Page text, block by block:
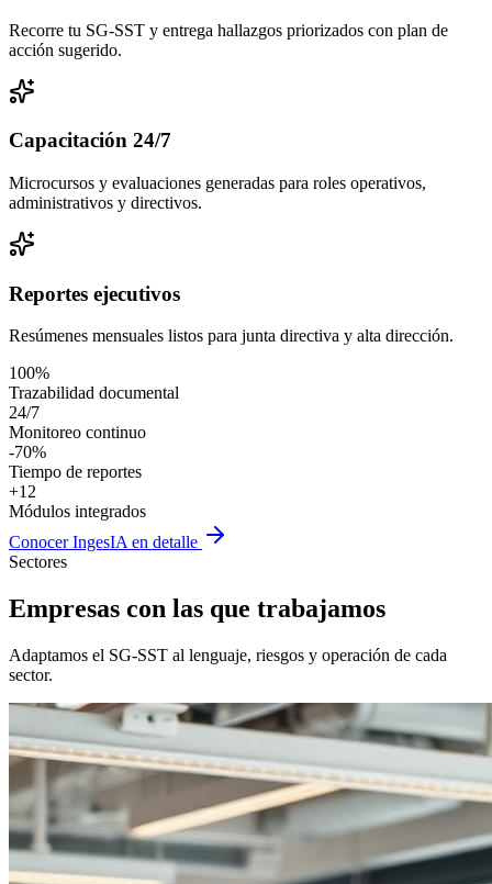
Recorre tu SG-SST y entrega hallazgos priorizados con plan de
acción sugerido.
Capacitación 24/7
Microcursos y evaluaciones generadas para roles operativos,
administrativos y directivos.
Reportes ejecutivos
Resúmenes mensuales listos para junta directiva y alta dirección.
100%
Trazabilidad documental
24/7
Monitoreo continuo
-70%
Tiempo de reportes
+12
Módulos integrados
Conocer IngesIA en detalle
Sectores
Empresas con las que trabajamos
Adaptamos el SG-SST al lenguaje, riesgos y operación de cada
sector.